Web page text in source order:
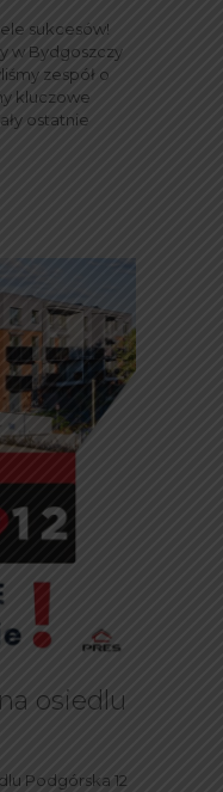
sukcesów!
w Bydgoszczy
zespół o
kluczowe
ostatnie
osiedlu
Podgórska 12